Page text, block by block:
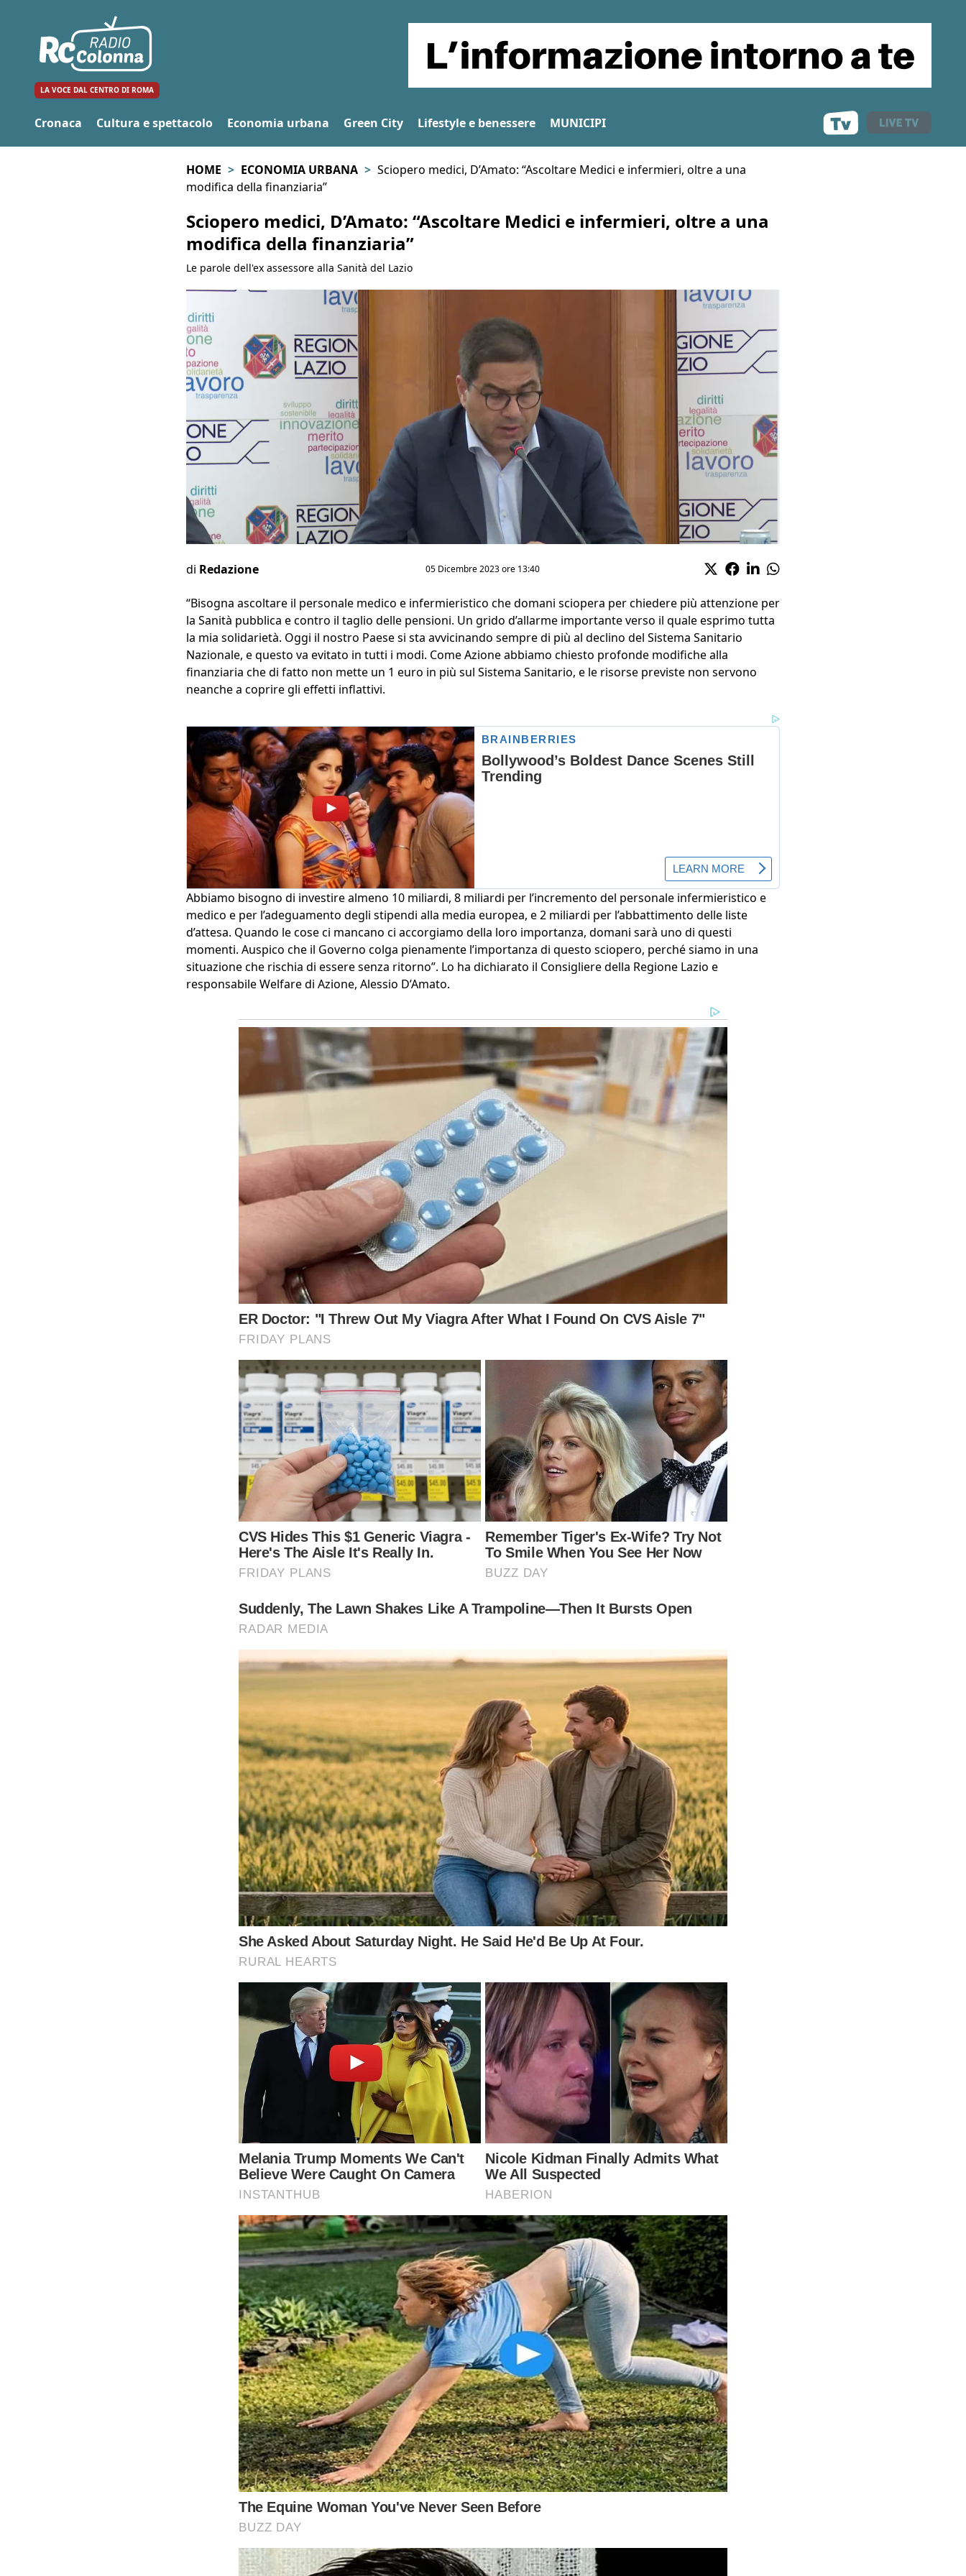
LA VOCE DAL CENTRO DI ROMA
Cronaca Cultura e spettacolo Economia urbana Green City Lifestyle e benessere MUNICIPI
HOME ECONOMIA URBANA
Sciopero medici, D’Amato: “Ascoltare Medici e infermieri, oltre a una
modifica della finanziaria”
Sciopero medici, D’Amato: “Ascoltare Medici e infermieri, oltre a una
modifica della finanziaria”
Le parole dell'ex assessore alla Sanità del Lazio
di Redazione 05 Dicembre 2023 ore 13:40
“Bisogna ascoltare il personale medico e infermieristico che domani sciopera per chiedere più attenzione per
la Sanità pubblica e contro il taglio delle pensioni. Un grido d’allarme importante verso il quale esprimo tutta
la mia solidarietà. Oggi il nostro Paese si sta avvicinando sempre di più al declino del Sistema Sanitario
Nazionale, e questo va evitato in tutti i modi. Come Azione abbiamo chiesto profonde modifiche alla
finanziaria che di fatto non mette un 1 euro in più sul Sistema Sanitario, e le risorse previste non servono
neanche a coprire gli effetti inflattivi.
Abbiamo bisogno di investire almeno 10 miliardi, 8 miliardi per l’incremento del personale infermieristico e
medico e per l’adeguamento degli stipendi alla media europea, e 2 miliardi per l’abbattimento delle liste
d’attesa. Quando le cose ci mancano ci accorgiamo della loro importanza, domani sarà uno di questi
momenti. Auspico che il Governo colga pienamente l’importanza di questo sciopero, perché siamo in una
situazione che rischia di essere senza ritorno”. Lo ha dichiarato il Consigliere della Regione Lazio e
responsabile Welfare di Azione, Alessio D’Amato.